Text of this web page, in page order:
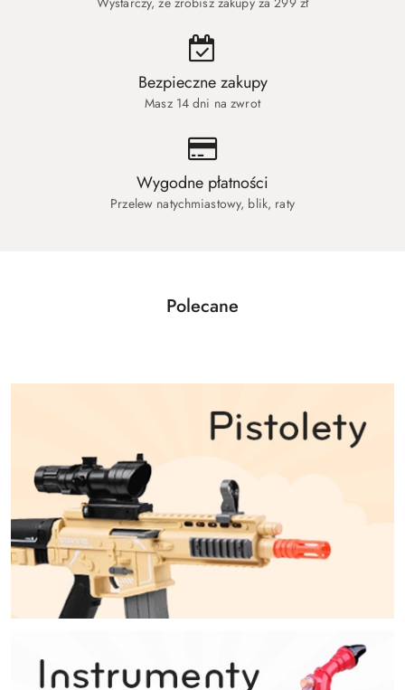
Bezpieczne zakupy
Masz 14 dni na zwrot
Wygodne płatności
Przelew natychmiastowy, blik, raty
Polecane